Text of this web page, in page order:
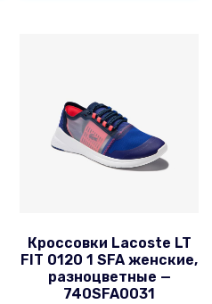
Кроссовки Lacoste LT
FIT 0120 1 SFA женские,
разноцветные —
740SFA0031